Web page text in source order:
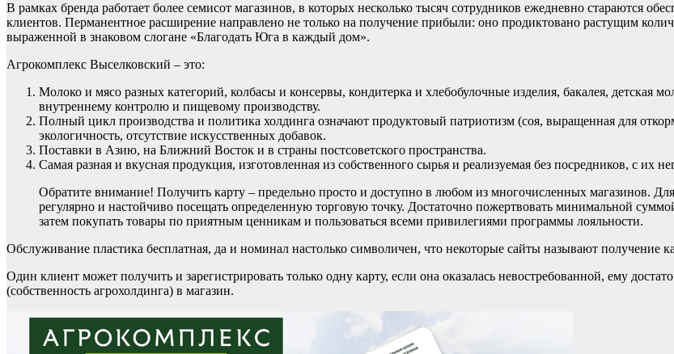
В рамках бренда работает более семисот магазинов, в которых несколько тысяч сотрудников ежедневно стараются
клиентов. Перманентное расширение направлено не только на получение прибыли: оно продиктовано растущим
выраженной в знаковом слогане «Благодать Юга в каждый дом».
Агрокомплекс Выселковский – это:
Молоко и мясо разных категорий, колбасы и консервы, кондитерка и хлебобулочные изделия, бакалея, детская
внутреннему контролю и пищевому производству.
Полный цикл производства и политика холдинга означают продуктовый патриотизм (соя, выращенная для
экологичность, отсутствие искусственных добавок.
Поставки в Азию, на Ближний Восток и в страны постсоветского пространства.
Самая разная и вкусная продукция, изготовленная из собственного сырья и реализуемая без посредников, с их
Обратите внимание! Получить карту – предельно просто и доступно в любом из многочисленных магазинов.
регулярно и настойчиво посещать определенную торговую точку. Достаточно пожертвовать минимальной
затем покупать товары по приятным ценникам и пользоваться всеми привилегиями программы лояльности.
Обслуживание пластика бесплатная, да и номинал настолько символичен, что некоторые сайты называют получение
Один клиент может получить и зарегистрировать только одну карту, если она оказалась невостребованной, ему
(собственность агрохолдинга) в магазин.